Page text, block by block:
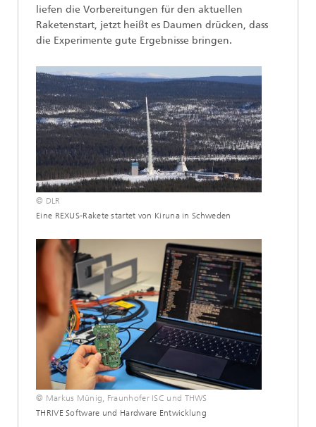
liefen die Vorbereitungen für den aktuellen
Raketenstart, jetzt heißt es Daumen drücken, dass
die Experimente gute Ergebnisse bringen.
© DLR
Eine REXUS-Rakete startet von Kiruna in Schweden
© Markus Münig, Fraunhofer ISC und THWS
THRIVE Software und Hardware Entwicklung